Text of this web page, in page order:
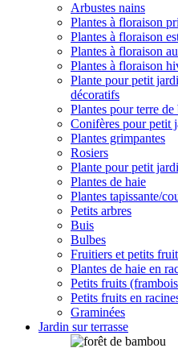
Arbustes nains
Plantes à floraison
Plantes à floraison
Plantes à floraison
Plantes à floraison
Plante pour petit
décoratifs
Plantes pour terre de
Conifères pour petit
Plantes grimpantes
Rosiers
Plante pour petit
Plantes de haie
Plantes tapissante/
Petits arbres
Buis
Bulbes
Fruitiers et petits
Plantes de haie en
Petits fruits
Petits fruits en
Graminées
Jardin sur terrasse